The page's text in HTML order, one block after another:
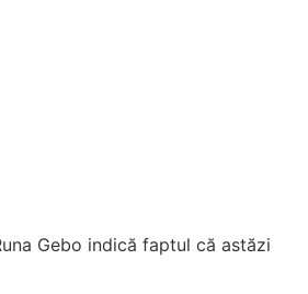
Gebo indică faptul că astăzi